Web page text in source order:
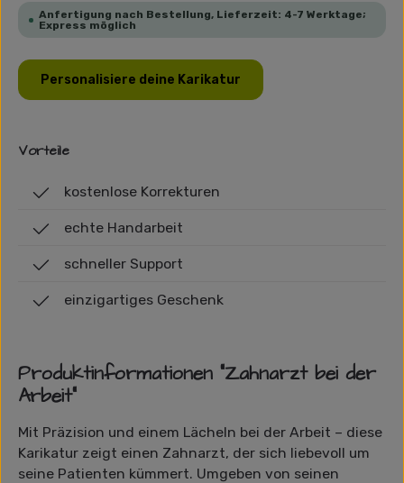
Anfertigung nach Bestellung, Lieferzeit: 4-7 Werktage;
Express möglich
Personalisiere deine Karikatur
Vorteile
kostenlose Korrekturen
echte Handarbeit
schneller Support
einzigartiges Geschenk
Produktinformationen "Zahnarzt bei der
Arbeit"
Mit Präzision und einem Lächeln bei der Arbeit – diese
Karikatur zeigt einen Zahnarzt, der sich liebevoll um
seine Patienten kümmert. Umgeben von seinen